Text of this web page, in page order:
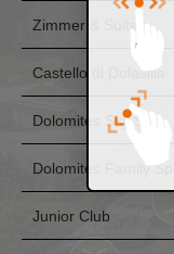
Zimmer & Suiten
Castello di Dolasilla
Dolomites Sky Spa
Dolomites Family Spa
Junior Club